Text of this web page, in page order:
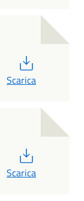
Scarica
Scarica